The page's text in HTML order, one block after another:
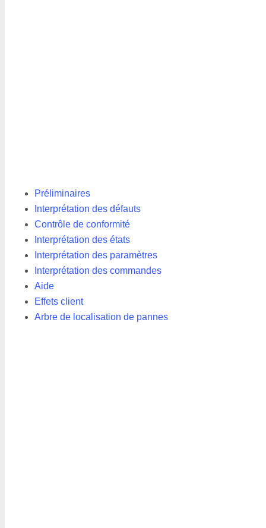
Préliminaires
Interprétation des défauts
Contrôle de conformité
Interprétation des états
Interprétation des paramètres
Interprétation des commandes
Aide
Effets client
Arbre de localisation de pannes